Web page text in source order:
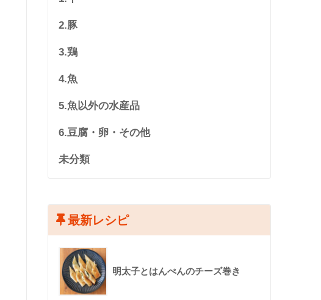
2.豚
3.鶏
4.魚
5.魚以外の水産品
6.豆腐・卵・その他
未分類
最新レシピ
明太子とはんぺんのチーズ巻き